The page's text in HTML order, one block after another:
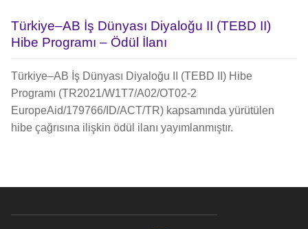
Türkiye–AB İş Dünyası Diyaloğu II (TEBD II)
Hibe Programı – Ödül İlanı
Türkiye–AB İş Dünyası Diyaloğu II (TEBD II) Hibe
Programı (TR2021/W1T7/A02/OT02-2
EuropeAid/179766/ID/ACT/TR) kapsamında yürütülen
hibe çağrısına ilişkin ödül ilanı yayımlanmıştır.